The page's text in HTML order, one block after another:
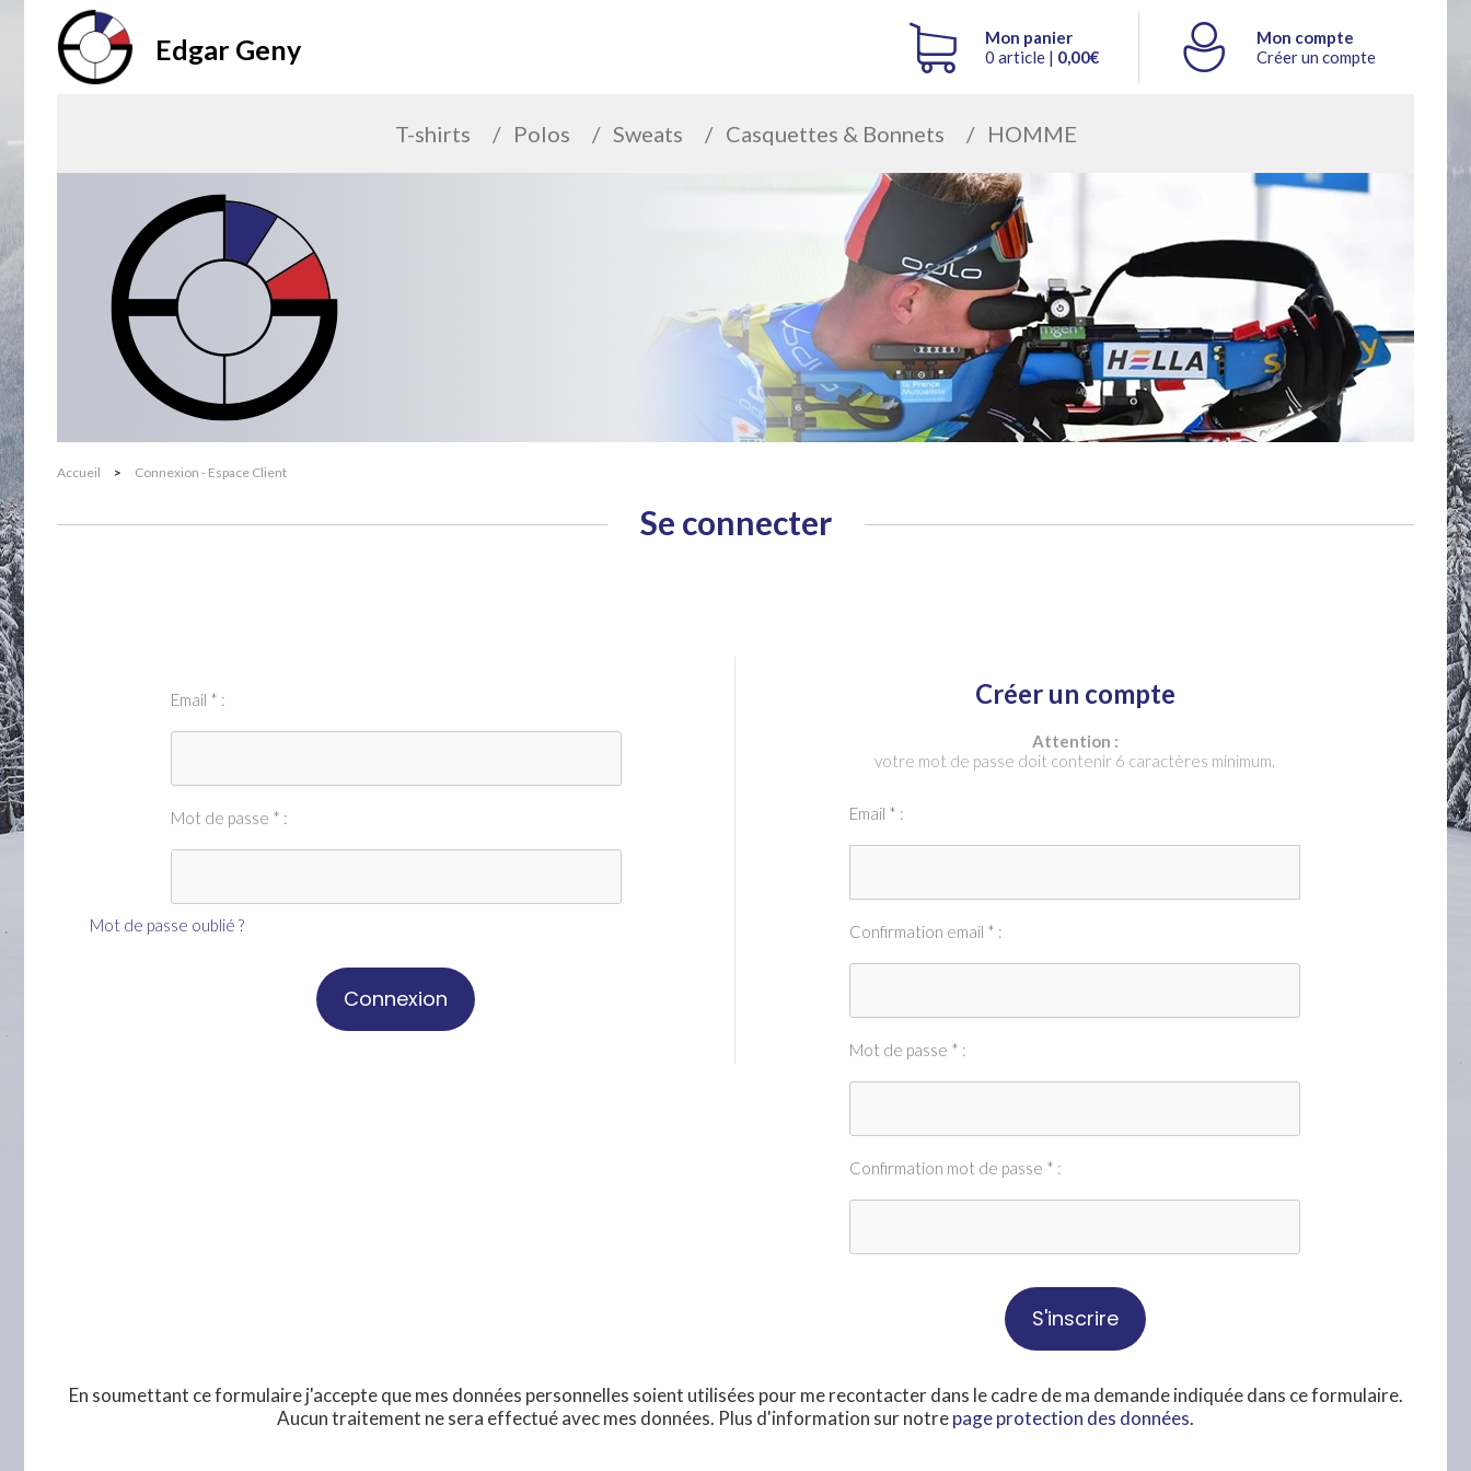
Edgar Geny
Mon panier
0 article | 0,00€
Mon compte
Créer un compte
T-shirts Polos Sweats Casquettes & Bonnets HOMME
Accueil > Connexion - Espace Client
Se connecter
Email * :
Mot de passe * :
Mot de passe oublié ?
Créer un compte
Attention :
votre mot de passe doit contenir 6 caractères minimum.
Email * :
Confirmation email * :
Mot de passe * :
Confirmation mot de passe * :
En soumettant ce formulaire j'accepte que mes données personnelles soient utilisées pour me recontacter dans le cadre de ma demande indiquée dans ce formulaire.
Aucun traitement ne sera effectué avec mes données. Plus d'information sur notrepage protection des données.